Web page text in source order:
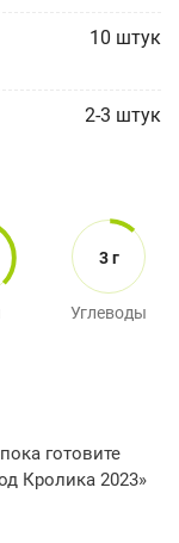
10 штук
2-3 штук
3 г
Углеводы